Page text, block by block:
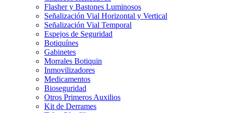
Flasher y Bastones Luminosos
Señalización Vial Horizontal y Vertical
Señalización Vial Temporal
Espejos de Seguridad
Botiquínes
Gabinetes
Morrales Botiquin
Inmovilizadores
Medicamentos
Bioseguridad
Otros Primeros Auxilios
Kit de Derrames